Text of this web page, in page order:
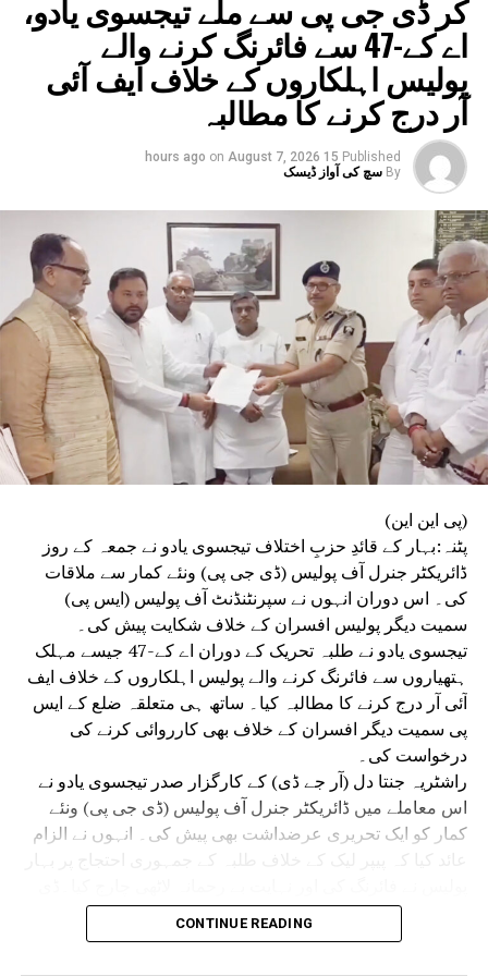
کر ڈی جی پی سے ملے تیجسوی یادو،
اے کے-47 سے فائرنگ کرنے والے
پولیس اہلکاروں کے خلاف ایف آئی
آر درج کرنے کا مطالبہ
Published
15 hours ago
on August 7, 2026
By سچ کی آواز ڈیسک
(پی این این)
پٹنہ:بہار کے قائدِ حزبِ اختلاف تیجسوی یادو نے جمعہ کے روز
ڈائریکٹر جنرل آف پولیس (ڈی جی پی) ونئے کمار سے ملاقات
کی۔ اس دوران انہوں نے سپرنٹنڈنٹ آف پولیس (ایس پی)
سمیت دیگر پولیس افسران کے خلاف شکایت پیش کی۔
تیجسوی یادو نے طلبہ تحریک کے دوران اے کے-47 جیسے مہلک
ہتھیاروں سے فائرنگ کرنے والے پولیس اہلکاروں کے خلاف ایف
آئی آر درج کرنے کا مطالبہ کیا۔ ساتھ ہی متعلقہ ضلع کے ایس
پی سمیت دیگر افسران کے خلاف بھی کارروائی کرنے کی
درخواست کی۔
راشٹریہ جنتا دل (آر جے ڈی) کے کارگزار صدر تیجسوی یادو نے
اس معاملے میں ڈائریکٹر جنرل آف پولیس (ڈی جی پی) ونئے
کمار کو ایک تحریری عرضداشت بھی پیش کی۔ انہوں نے الزام
جی پی ونئے کمار سے ملاقات کے موقع پر تیجسوی یادو کے
ہمراہ آر جے ڈی کے سینئر رہنما عبدالباری صدیقی، منگنی لال
CONTINUE READING